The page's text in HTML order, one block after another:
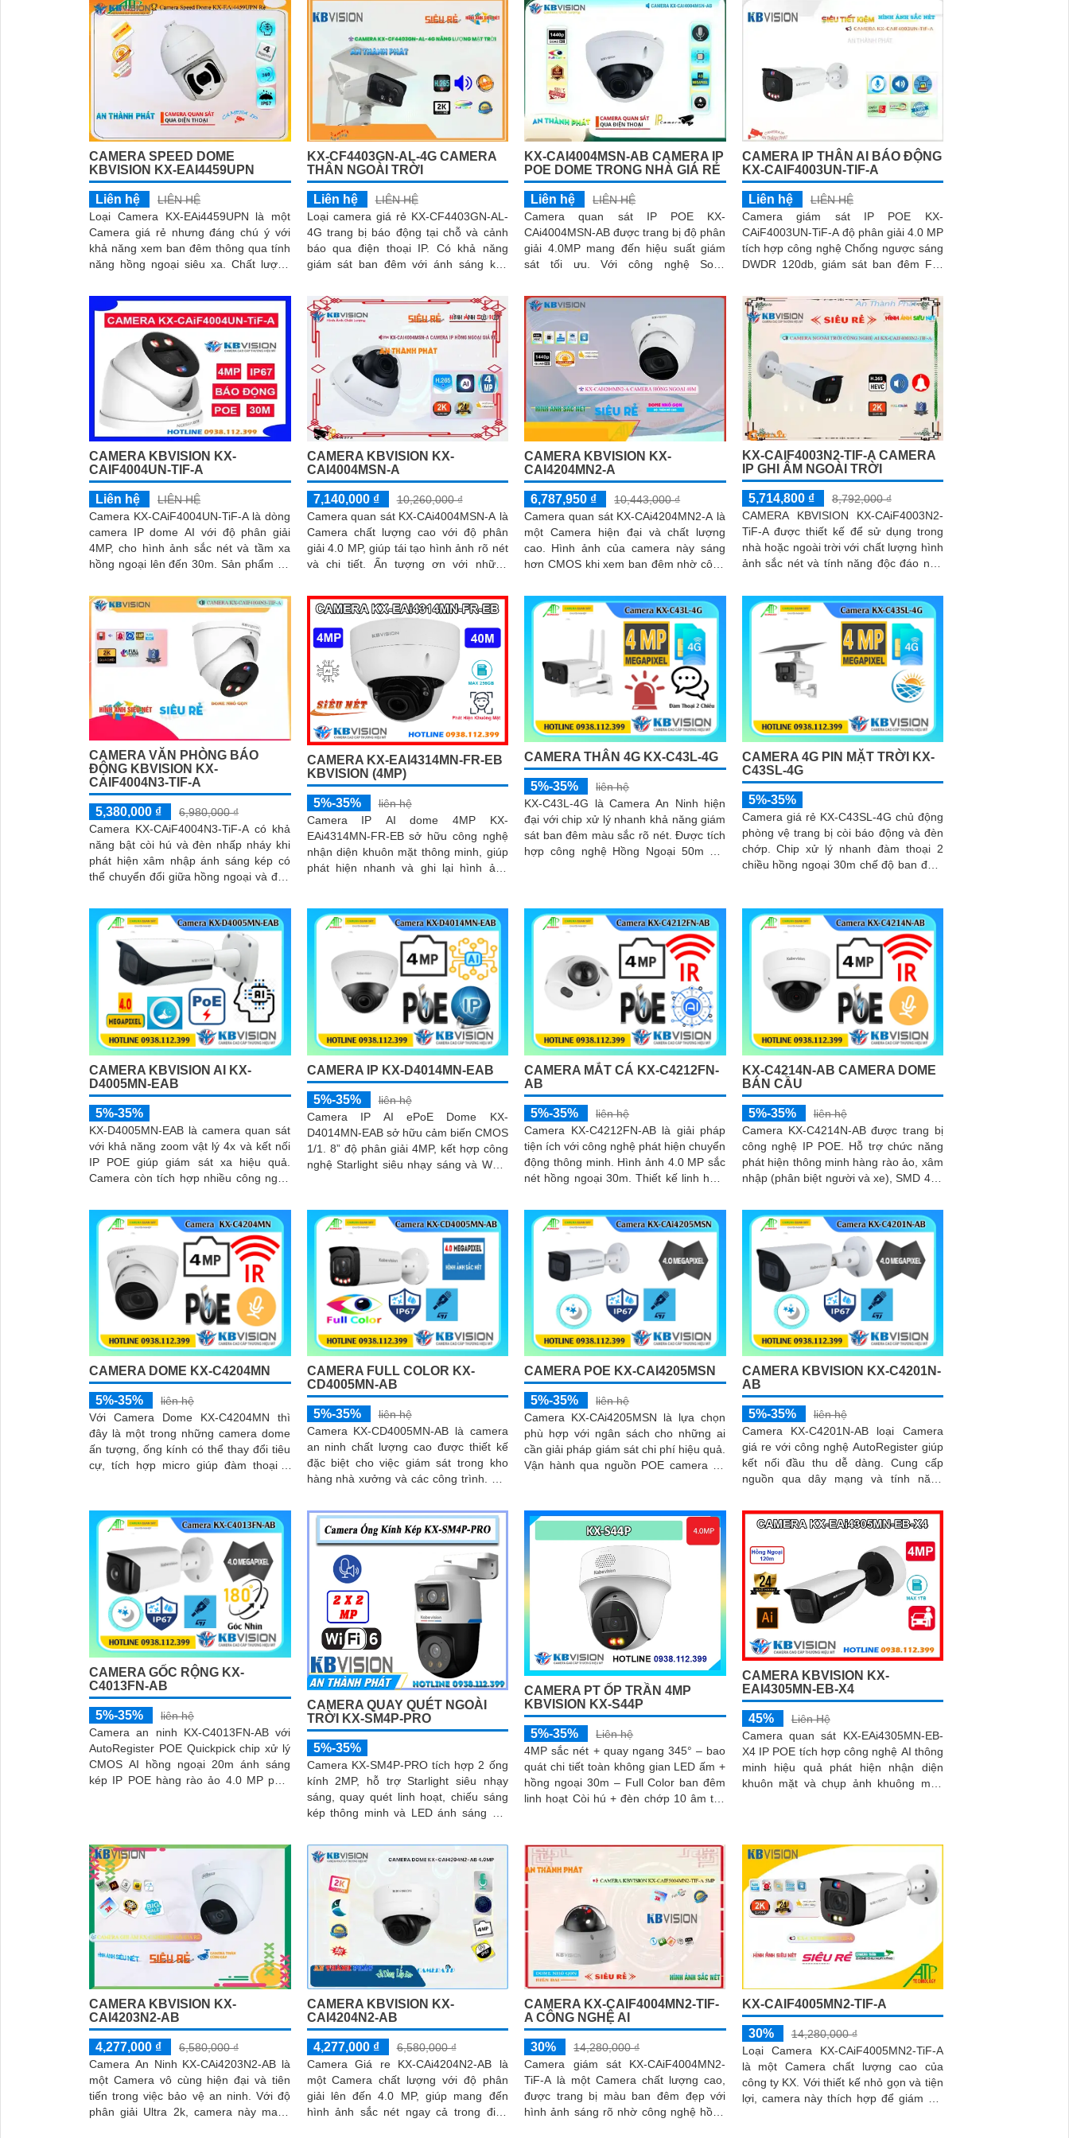
CAMERA SPEED DOME
KBVISION KX-EAI4459UPN
Liên hệ
LIÊN HỆ
Loại Camera KX-EAi4459UPN là một
Camera giá rẻ nhưng đáng chú ý với
khả năng xem ban đêm thông qua tính
năng hồng ngoại siêu xa. Chất lượng
KX-CF4403GN-AL-4G CAMERA
THÂN NGOÀI TRỜI
Liên hệ
LIÊN HỆ
Loại camera giá rẻ KX-CF4403GN-AL-
4G trang bị báo động tại chỗ và cảnh
báo qua điện thoại IP. Có khả năng
giám sát ban đêm với ánh sáng kép
KX-CAI4004MSN-AB CAMERA IP
POE DOME TRONG NHÀ GIÁ RẺ
Liên hệ
LIÊN HỆ
Camera quan sát IP POE KX-
CAi4004MSN-AB được trang bị độ phân
giải 4.0MP mang đến hiệu suất giám
sát tối ưu. Với công nghệ Sony
đẹp, rõ nét ngay...
CAMERA IP THÂN AI BÁO ĐỘNG
KX-CAIF4003UN-TIF-A
Liên hệ
LIÊN HỆ
Camera giám sát IP POE KX-
CAiF4003UN-TiF-A độ phân giải 4.0 MP
tích hợp công nghệ Chống ngược sáng
DWDR 120db, giám sát ban đêm Full
xuất, kho hàngCamera giá rẻ KX-
CAiF4003UN-TiF-A, độ phân giải 4
CAMERA KBVISION KX-
CAIF4004UN-TIF-A
Liên hệ
LIÊN HỆ
Camera KX-CAiF4004UN-TiF-A là dòng
camera IP dome AI với độ phân giải
4MP, cho hình ảnh sắc nét và tầm xa
hồng ngoại lên đến 30m. Sản phẩm hỗ
ánh sáng thông minh và tính năng báo
động chủ động bằng đèn LED xanh đỏ
và còi hú 110dB
CAMERA KBVISION KX-
CAI4004MSN-A
7,140,000 ₫
10,260,000 ₫
Camera quan sát KX-CAi4004MSN-A là
Camera chất lượng cao với độ phân
giải 4.0 MP, giúp tái tạo hình ảnh rõ nét
và chi tiết. Ấn tượng ơn với những
CAMERA KBVISION KX-
CAI4204MN2-A
6,787,950 ₫
10,443,000 ₫
Camera quan sát KX-CAi4204MN2-A là
một Camera hiện đại và chất lượng
cao. Hình ảnh của camera này sáng
hơn CMOS khi xem ban đêm nhờ công
KX-CAIF4003N2-TIF-A CAMERA
IP GHI ÂM NGOÀI TRỜI
5,714,800 ₫
8,792,000 ₫
CAMERA KBVISION KX-CAiF4003N2-
TiF-A được thiết kế để sử dụng trong
nhà hoặc ngoài trời với chất lượng hình
ảnh sắc nét và tính năng độc đáo như
CAMERA VĂN PHÒNG BÁO
ĐỘNG KBVISION KX-
CAIF4004N3-TIF-A
5,380,000 ₫
6,980,000 ₫
Camera KX-CAiF4004N3-TiF-A có khả
năng bật còi hú và đèn nhấp nháy khi
phát hiện xâm nhập ánh sáng kép có
thể chuyển đổi giữa hồng ngoại và đèn
CAMERA KX-EAI4314MN-FR-EB
KBVISION (4MP)
5%-35%
liên hệ
Camera IP AI dome 4MP KX-
EAi4314MN-FR-EB sở hữu công nghệ
nhận diện khuôn mặt thông minh, giúp
phát hiện nhanh và ghi lại hình ảnh
camera đảm bảo chất lượng hình ảnh
vượt trội trong mọi điều kiện
CAMERA THÂN 4G KX-C43L-4G
5%-35%
liên hệ
KX-C43L-4G là Camera An Ninh hiện
đại với chip xử lý nhanh khả năng giám
sát ban đêm màu sắc rõ nét. Được tích
hợp công nghệ Hồng Ngoại 50m 4.0
CAMERA 4G PIN MẶT TRỜI KX-
C43SL-4G
5%-35%
Camera giá rẻ KX-C43SL-4G chủ động
phòng vệ trang bị còi báo động và đèn
chớp. Chip xử lý nhanh đàm thoại 2
chiều hồng ngoại 30m chế độ ban đêm
CAMERA KBVISION AI KX-
D4005MN-EAB
5%-35%
KX-D4005MN-EAB là camera quan sát
với khả năng zoom vật lý 4x và kết nối
IP POE giúp giám sát xa hiệu quả.
Camera còn tích hợp nhiều công nghệ
đến phát hiện vật thể, phân tích người,
xe, biển số, SMD3
CAMERA IP KX-D4014MN-EAB
5%-35%
liên hệ
Camera IP AI ePoE Dome KX-
D4014MN-EAB sở hữu cảm biến CMOS
1/1. 8” độ phân giải 4MP, kết hợp công
nghệ Starlight siêu nhạy sáng và WDR
CAMERA MẮT CÁ KX-C4212FN-
AB
5%-35%
liên hệ
Camera KX-C4212FN-AB là giải pháp
tiện ích với công nghệ phát hiện chuyển
động thông minh. Hình ảnh 4.0 MP sắc
nét hồng ngoại 30m. Thiết kế linh hoạt
KX-C4214N-AB CAMERA DOME
BÁN CẦU
5%-35%
liên hệ
Camera KX-C4214N-AB được trang bị
công nghệ IP POE. Hỗ trợ chức năng
phát hiện thông minh hàng rào ảo, xâm
nhập (phân biệt người và xe), SMD 4.0.
CAMERA DOME KX-C4204MN
5%-35%
liên hệ
Với Camera Dome KX-C4204MN thì
đây là một trong những camera dome
ấn tượng, ống kính có thể thay đổi tiêu
cự, tích hợp micro giúp đàm thoại 2
bằng hồng ngoại lên đến 40m
CAMERA FULL COLOR KX-
CD4005MN-AB
5%-35%
liên hệ
Camera KX-CD4005MN-AB là camera
an ninh chất lượng cao được thiết kế
đặc biệt cho việc giám sát trong kho
hàng nhà xưởng và các công trình. Với
giả camera có độ phân giải Ultra 2k 4
CAMERA POE KX-CAI4205MSN
5%-35%
liên hệ
Camera KX-CAi4205MSN là lựa chọn
phù hợp với ngân sách cho những ai
cần giải pháp giám sát chi phí hiệu quả.
Vận hành qua nguồn POE camera sử
CAMERA KBVISION KX-C4201N-
AB
5%-35%
liên hệ
Camera KX-C4201N-AB loại Camera
giá re với công nghệ AutoRegister giúp
kết nối đầu thu dễ dàng. Cung cấp
nguồn qua dây mạng và tính năng
nhanh chóng
CAMERA GỐC RỘNG KX-
C4013FN-AB
5%-35%
liên hệ
Camera an ninh KX-C4013FN-AB với
AutoRegister POE Quickpick chip xử lý
CMOS AI hồng ngoại 20m ánh sáng
kép IP POE hàng rào ảo 4.0 MP phát
CAMERA QUAY QUÉT NGOÀI
TRỜI KX-SM4P-PRO
5%-35%
Camera KX-SM4P-PRO tích hợp 2 ống
kính 2MP, hỗ trợ Starlight siêu nhạy
sáng, quay quét linh hoạt, chiếu sáng
kép thông minh và LED ánh sáng ấm
biến lớn tối ưu hình ảnh ban đêm
CAMERA PT ỐP TRẦN 4MP
KBVISION KX-S44P
5%-35%
Liên hệ
4MP sắc nét + quay ngang 345° – bao
quát chi tiết toàn không gian LED ấm +
hồng ngoại 30m – Full Color ban đêm
linh hoạt Còi hú + đèn chớp 10 âm tùy
CAMERA KBVISION KX-
EAI4305MN-EB-X4
45%
Liên Hệ
Camera quan sát KX-EAi4305MN-EB-
X4 IP POE tích hợp công nghệ AI thông
minh hiệu quả phát hiện nhận diện
khuôn mặt và chụp ảnh khuông mặt.
CAMERA KBVISION KX-
CAI4203N2-AB
4,277,000 ₫
6,580,000 ₫
Camera An Ninh KX-CAi4203N2-AB là
một Camera vô cùng hiện đại và tiên
tiến trong việc bảo vệ an ninh. Với độ
phân giải Ultra 2k, camera này mang
CAMERA KBVISION KX-
CAI4204N2-AB
4,277,000 ₫
6,580,000 ₫
Camera Giá re KX-CAi4204N2-AB là
một Camera chất lượng với độ phân
giải lên đến 4.0 MP, giúp mang đến
hình ảnh sắc nét ngay cả trong điều
CAMERA KX-CAIF4004MN2-TIF-
A CÔNG NGHỆ AI
30%
14,280,000 ₫
Camera giám sát KX-CAiF4004MN2-
TiF-A là một Camera chất lượng cao,
được trang bị màu ban đêm đẹp với
hình ảnh sáng rõ nhờ công nghệ hồng
KX-CAIF4005MN2-TIF-A
30%
14,280,000 ₫
Loại Camera KX-CAiF4005MN2-TiF-A
là một Camera chất lượng cao của
công ty KX. Với thiết kế nhỏ gọn và tiện
lợi, camera này thích hợp để giám sát